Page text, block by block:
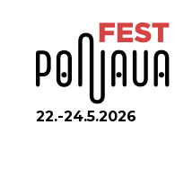
22.-24.5.2026